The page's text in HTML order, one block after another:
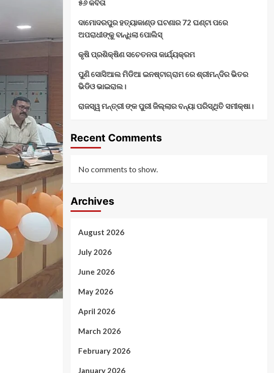
୫୬ କବିତା
ଦାମୋଦରପୁର ହତ୍ୟାକାଣ୍ଡ ଘଟଣାର 72 ଘଣ୍ଟା ପରେ
ଅପରାଧୀଙ୍କୁ ବାନ୍ଧିଲା ପୋଲିସ୍
କୃଷି ପ୍ରଶିକ୍ଷିଣ ସଚେତନତା କାର୍ଯ୍ୟକ୍ରମ
ପୁଣି ସୋସିଆଲ ମିଡିଆ ଇନଷ୍ଟାଗ୍ରାମ ରେ ଶ୍ରୀମନ୍ଦିର ଭିତର
ଭିଡିଓ ଭାଇରାଲ।
ରାଜସ୍ୱ ମନ୍ତ୍ରୀ ଙ୍କ ପୁରୀ ଜିଲ୍ଲାର ବନ୍ୟା ପରିସ୍ଥିତି ସମୀକ୍ଷା।
Recent Comments
No comments to show.
Archives
August 2026
July 2026
June 2026
May 2026
April 2026
March 2026
February 2026
January 2026